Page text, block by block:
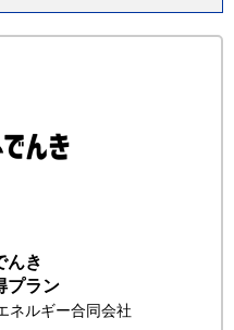
んき
プラン
ネルギー合同会社